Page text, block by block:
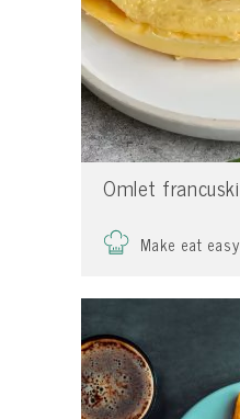
Omlet francuski
Make eat easy